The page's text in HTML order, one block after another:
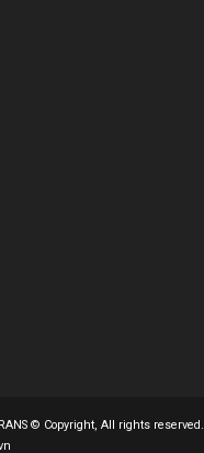
© Copyright, All rights reserved.